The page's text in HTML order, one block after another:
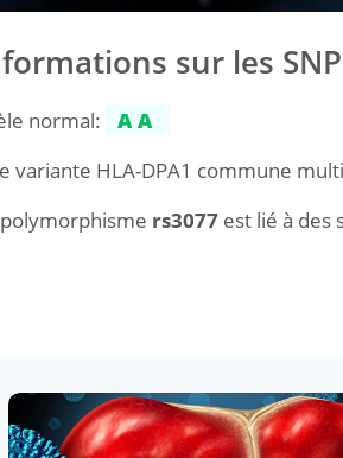
sur les
normal:
AA
variante HLA-DPA1 commune
rs3077 est lié à des